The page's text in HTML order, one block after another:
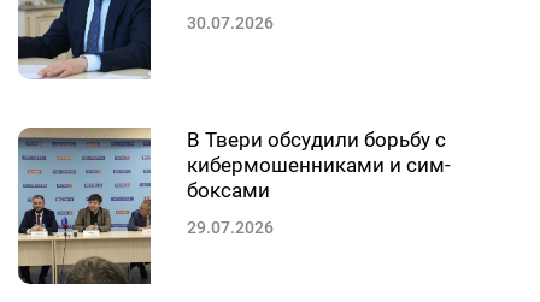
30.07.2026
В Твери обсудили борьбу с
кибермошенниками и сим-
боксами
29.07.2026